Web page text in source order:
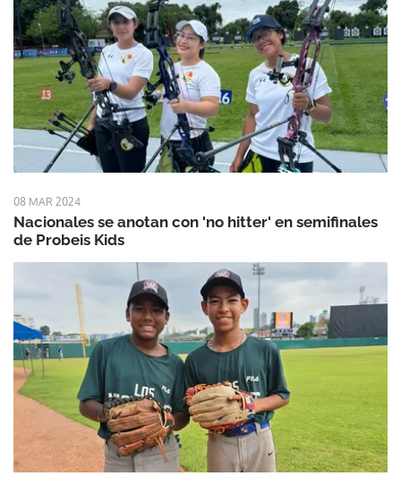
08 MAR 2024
Nacionales se anotan con 'no hitter' en semifinales
de Probeis Kids